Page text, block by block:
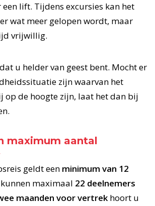
een lift. Tijdens excursies kan het
wat meer gelopen wordt, maar
vrijwillig.
u helder van geest bent. Mocht er
zijn waarvan het
op de hoogte zijn, laat het dan bij
maximum aantal
geldt een minimum van 12
kunnen maximaal 22 deelnemers
maanden voor vertrek hoort u